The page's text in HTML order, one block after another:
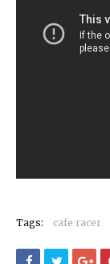
Tags: cafe racer